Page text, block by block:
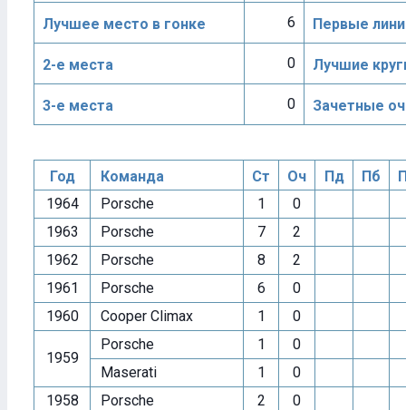
Лучшее место в гонке 6 Первые
2-е места 0 Лучшие
3-е места 0 Зачетные
Год Команда Ст Оч Пд Пб
1964
Porsche 1
0
1963
Porsche 7
2
1962
Porsche 8
2
1961
Porsche 6
0
1960
Cooper Climax 1 0
1959
Porsche 1
0
Maserati
1
0
1958
Porsche 2
0